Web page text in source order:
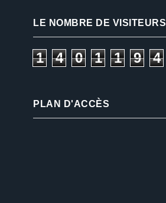
LE NOMBRE DE VISITEURS
1 4 0 1 1 9 4
PLAN D'ACCÈS